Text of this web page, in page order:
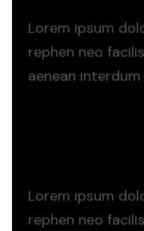
Lorem ipsum
rephen neo
aenean
Lorem ipsum
rephen neo